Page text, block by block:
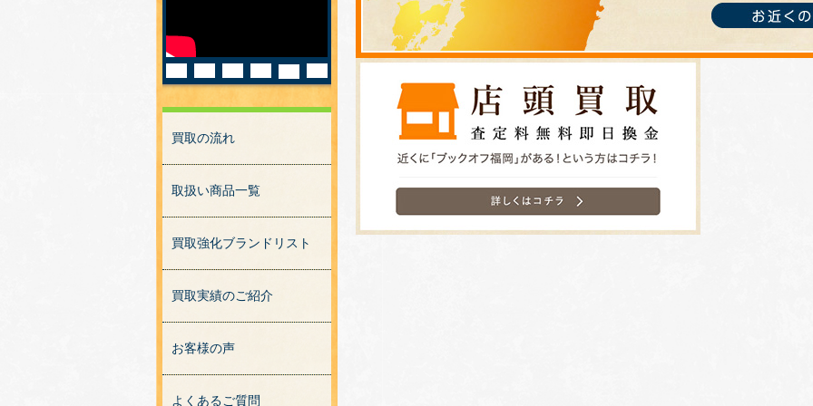
買取の流れ
取扱い商品一覧
買取強化ブランドリスト
買取実績のご紹介
お客様の声
よくあるご質問